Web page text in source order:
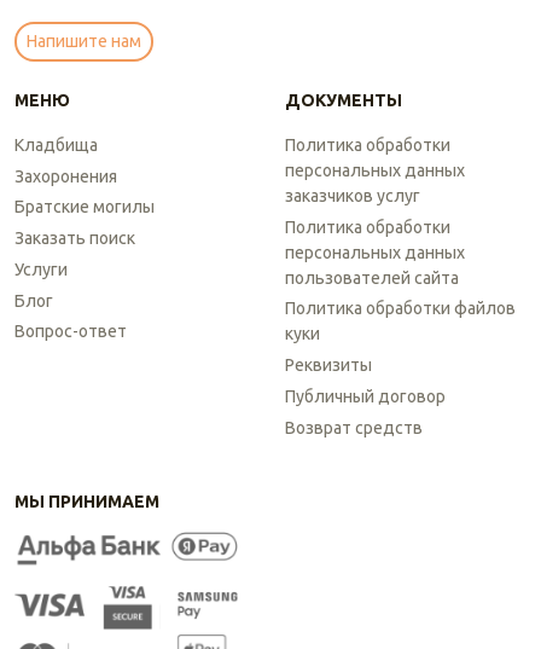
Напишите нам
МЕНЮ
Кладбища
Захоронения
Братские могилы
Заказать поиск
Услуги
Блог
Вопрос-ответ
ДОКУМЕНТЫ
Политика обработки
персональных данных
заказчиков услуг
Политика обработки
персональных данных
пользователей сайта
Политика обработки файлов
куки
Реквизиты
Публичный договор
Возврат средств
МЫ ПРИНИМАЕМ